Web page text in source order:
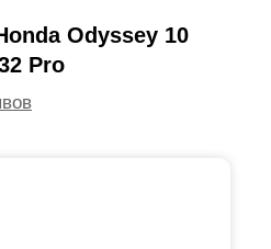
Odyssey 10
Pro